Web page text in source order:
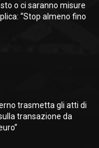
o ci saranno misure
“Stop almeno fino
trasmetta gli atti di
transazione da